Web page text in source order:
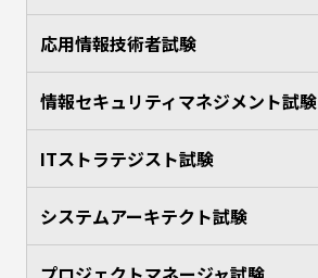
応用情報技術者試験
情報セキュリティマネジメント試験
ITストラテジスト試験
システムアーキテクト試験